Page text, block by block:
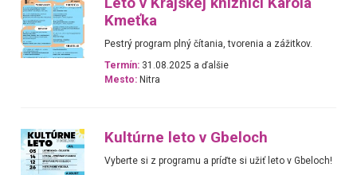
Kmeťka
Pestrý program plný čítania, tvorenia a zážitkov.
Termín: 31.08.2025 a ďalšie
Mesto: Nitra
Kultúrne leto v Gbeloch
Vyberte si z programu a príďte si užiť leto v Gbeloch!